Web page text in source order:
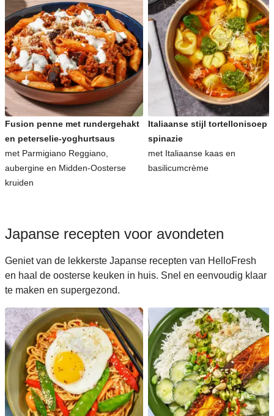
Fusion penne met rundergehakt
en peterselie-yoghurtsaus
met Parmigiano Reggiano,
aubergine en Midden-Oosterse
kruiden
Italiaanse stijl tortellonisoep
spinazie
met Italiaanse kaas en
basilicumcrème
Japanse recepten voor avondeten
Geniet van de lekkerste Japanse recepten van HelloFresh
en haal de oosterse keuken in huis. Snel en eenvoudig klaar
te maken en supergezond.